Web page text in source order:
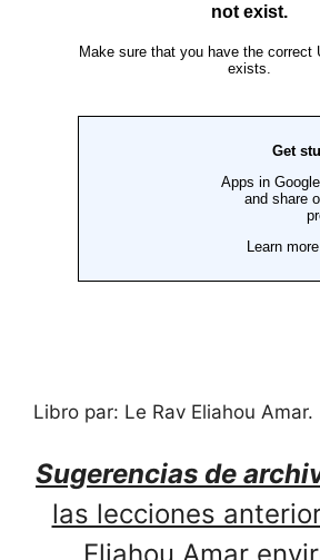
Libro par: Le Rav Eliahou Amar.
Sugerencias de
las lecciones